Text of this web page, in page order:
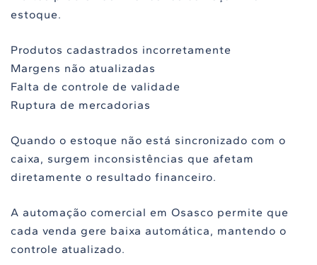
estoque.
Produtos cadastrados incorretamente
Margens não atualizadas
Falta de controle de validade
Ruptura de mercadorias
Quando o estoque não está sincronizado com o
caixa, surgem inconsistências que afetam
diretamente o resultado financeiro.
A automação comercial em Osasco permite que
cada venda gere baixa automática, mantendo o
controle atualizado.